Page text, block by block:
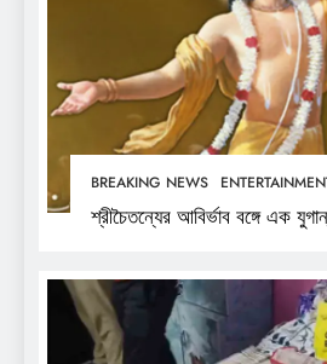
BREAKING NEWS
শ্রীচৈতন্যের আবির্ভাব বঙ্গে এক